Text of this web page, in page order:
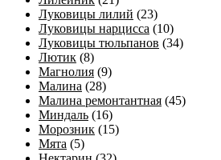
Луковицы лилий (23)
Луковицы нарцисса (10)
Луковицы тюльпанов (34)
Лютик (8)
Магнолия (9)
Малина (28)
Малина ремонтантная (45)
Миндаль (16)
Морозник (15)
Мята (5)